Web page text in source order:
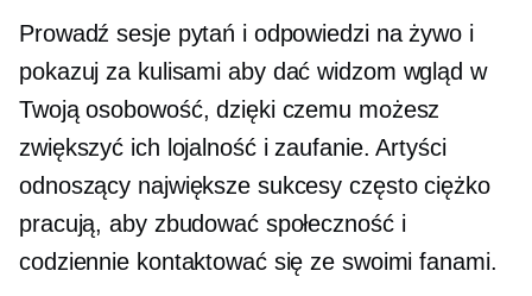
Prowadź sesje pytań i odpowiedzi na żywo i
pokazuj za kulisami aby dać widzom wgląd w
Twoją osobowość, dzięki czemu możesz
zwiększyć ich lojalność i zaufanie. Artyści
odnoszący największe sukcesy często ciężko
pracują, aby zbudować społeczność i
codziennie kontaktować się ze swoimi fanami.